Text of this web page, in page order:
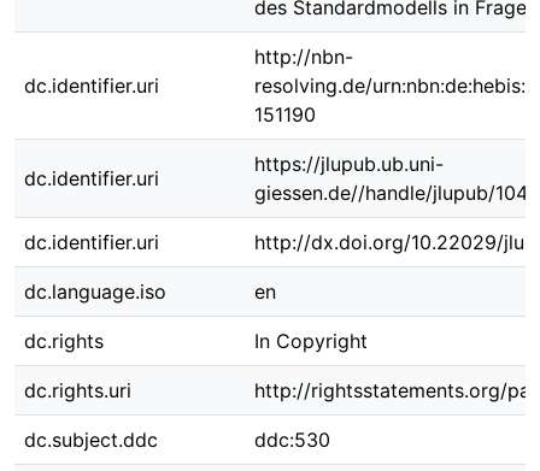
des Standardmodells in Frage
dc.identifier.uri
http://nbn-
resolving.de/
151190
dc.identifier.uri
https://jlupub.ub.uni-
giessen.de//handle/jlupub/
dc.identifier.uri http://dx.doi.org/10.22029/
dc.language.iso en
dc.rights In Copyright
dc.rights.uri http://rightsstatements.org/
dc.subject.ddc ddc:530